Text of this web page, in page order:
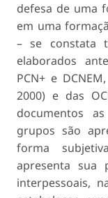
defesa de uma
em uma
– se constata
elaborados
PCN+ e
2000) e das
documentos
grupos são
forma
apresenta sua
interpessoais,